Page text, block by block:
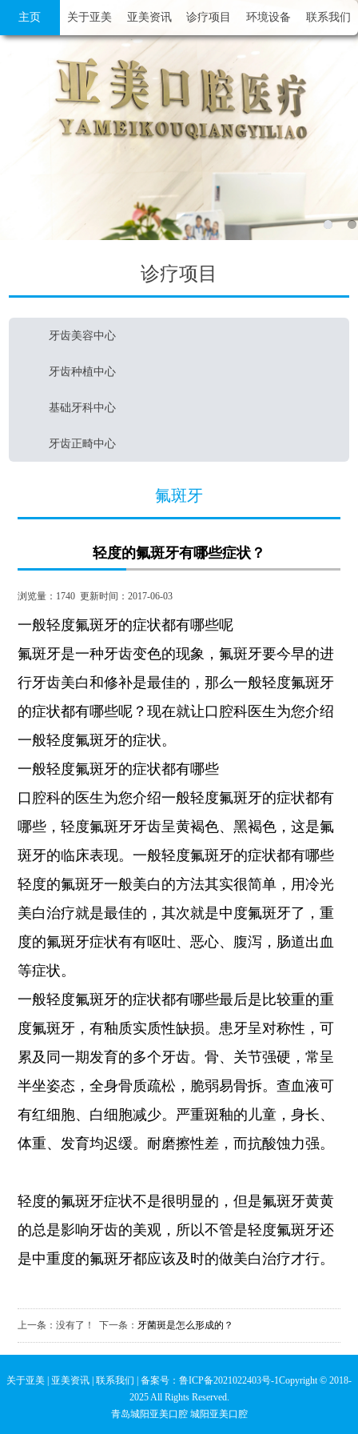
主页 关于亚美 亚美资讯 诊疗项目 环境设备 联系我们
诊疗项目
牙齿美容中心
牙齿种植中心
基础牙科中心
牙齿正畸中心
氟斑牙
轻度的氟斑牙有哪些症状？
浏览量： 1740更新时间：2017-06-03
一般轻度氟斑牙的症状都有哪些呢
氟斑牙是一种牙齿变色的现象，氟斑牙要今早的进
行牙齿美白和修补是最佳的，那么一般轻度氟斑牙
的症状都有哪些呢？现在就让口腔科医生为您介绍
一般轻度氟斑牙的症状。
一般轻度氟斑牙的症状都有哪些
口腔科的医生为您介绍一般轻度氟斑牙的症状都有
哪些，轻度氟斑牙牙齿呈黄褐色、黑褐色，这是氟
斑牙的临床表现。一般轻度氟斑牙的症状都有哪些
轻度的氟斑牙一般美白的方法其实很简单，用冷光
美白治疗就是最佳的，其次就是中度氟斑牙了，重
度的氟斑牙症状有有呕吐、恶心、腹泻，肠道出血
等症状。
一般轻度氟斑牙的症状都有哪些最后是比较重的重
度氟斑牙，有釉质实质性缺损。患牙呈对称性，可
累及同一期发育的多个牙齿。骨、关节强硬，常呈
半坐姿态，全身骨质疏松，脆弱易骨拆。查血液可
有红细胞、白细胞减少。严重斑釉的儿童，身长、
体重、发育均迟缓。耐磨擦性差，而抗酸蚀力强。
轻度的氟斑牙症状不是很明显的，但是氟斑牙黄黄
的总是影响牙齿的美观，所以不管是轻度氟斑牙还
是中重度的氟斑牙都应该及时的做美白治疗才行。
上一条：没有了！ 下一条： 牙菌斑是怎么形成的？
关于亚美 亚美资讯 联系我们 | 备案号： 鲁ICP备2021022403号-1Copyright © 2018-
2025 All Rights Reserved.
青岛城阳亚美口腔 城阳亚美口腔